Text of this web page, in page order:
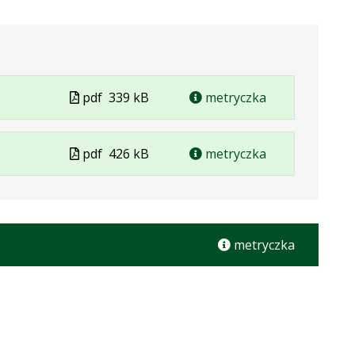
Plik
w
formacie
pdf 339 kB metryczka
Plik
w
pdf 426 kB metryczka
metryczka